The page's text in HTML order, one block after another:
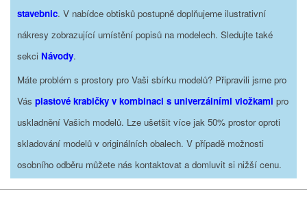
stavebnic. V nabídce obtisků postupně doplňujeme ilustrativní
nákresy zobrazující umístění popisů na modelech. Sledujte také
sekci Návody.
Máte problém s prostory pro Vaši sbírku modelů? Připravili jsme pro
Vás plastové krabičky v kombinaci s univerzálními vložkami pro
uskladnění Vašich modelů. Lze ušetšit více jak 50% prostor oproti
skladování modelů v originálních obalech. V případě možnosti
osobního odběru můžete nás kontaktovat a domluvit si nižší cenu.